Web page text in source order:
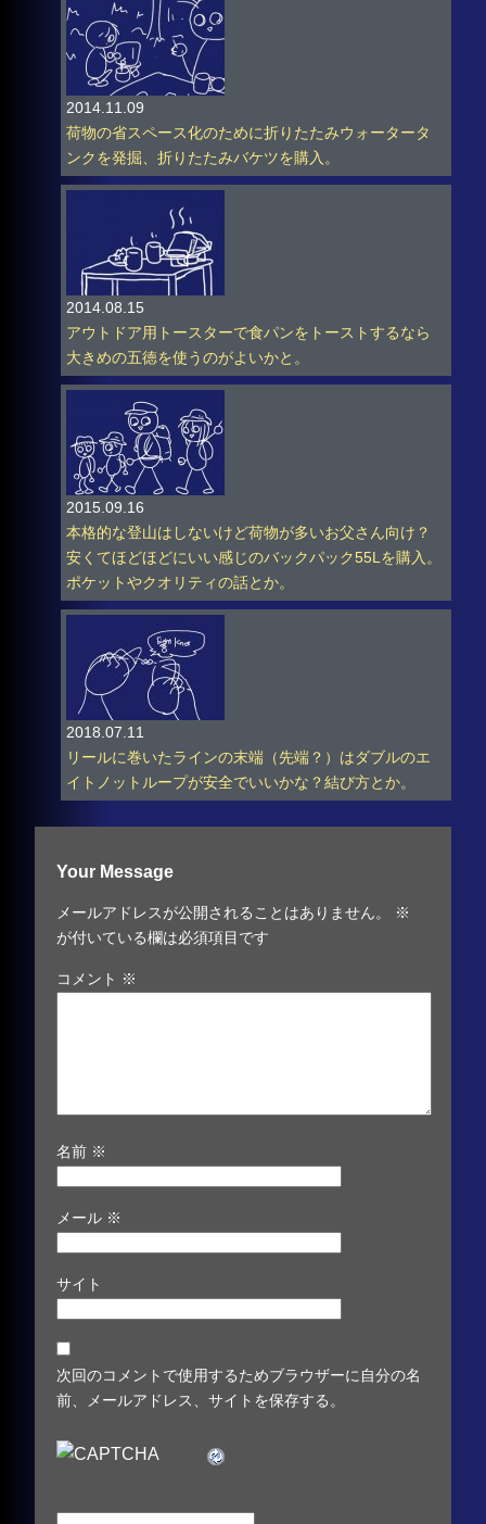
2014.11.09
荷物の省スペース化のために折りたたみウォータータ
ンクを発掘、折りたたみバケツを購入。
2014.08.15
アウトドア用トースターで食パンをトーストするなら
大きめの五徳を使うのがよいかと。
2015.09.16
本格的な登山はしないけど荷物が多いお父さん向け？
安くてほどほどにいい感じのバックパック55Lを購入。
ポケットやクオリティの話とか。
2018.07.11
リールに巻いたラインの末端（先端？）はダブルのエ
イトノットループが安全でいいかな？結び方とか。
Your Message
メールアドレスが公開されることはありません。
※
が付いている欄は必須項目です
コメント ※
名前 ※
メール ※
サイト
次回のコメントで使用するためブラウザーに自分の名
前、メールアドレス、サイトを保存する。